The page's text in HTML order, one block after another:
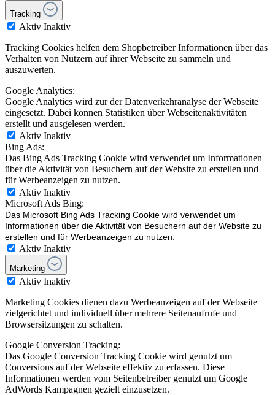
Tracking
Aktiv Inaktiv
Tracking Cookies helfen dem Shopbetreiber Informationen über das
Verhalten von Nutzern auf ihrer Webseite zu sammeln und
auszuwerten.
Google Analytics:
Google Analytics wird zur der Datenverkehranalyse der Webseite
eingesetzt. Dabei können Statistiken über Webseitenaktivitäten
erstellt und ausgelesen werden.
Aktiv Inaktiv
Bing Ads:
Das Bing Ads Tracking Cookie wird verwendet um Informationen
über die Aktivität von Besuchern auf der Website zu erstellen und
für Werbeanzeigen zu nutzen.
Aktiv Inaktiv
Microsoft Ads Bing:
Das Microsoft Bing Ads Tracking Cookie wird verwendet um
Informationen über die Aktivität von Besuchern auf der Website zu
erstellen und für Werbeanzeigen zu nutzen.
Aktiv Inaktiv
Marketing
Aktiv Inaktiv
Marketing Cookies dienen dazu Werbeanzeigen auf der Webseite
zielgerichtet und individuell über mehrere Seitenaufrufe und
Browsersitzungen zu schalten.
Google Conversion Tracking:
Das Google Conversion Tracking Cookie wird genutzt um
Conversions auf der Webseite effektiv zu erfassen. Diese
Informationen werden vom Seitenbetreiber genutzt um Google
AdWords Kampagnen gezielt einzusetzen.